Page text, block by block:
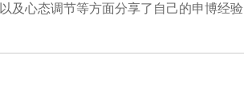
及心态调节等方面分享了自己的申博经